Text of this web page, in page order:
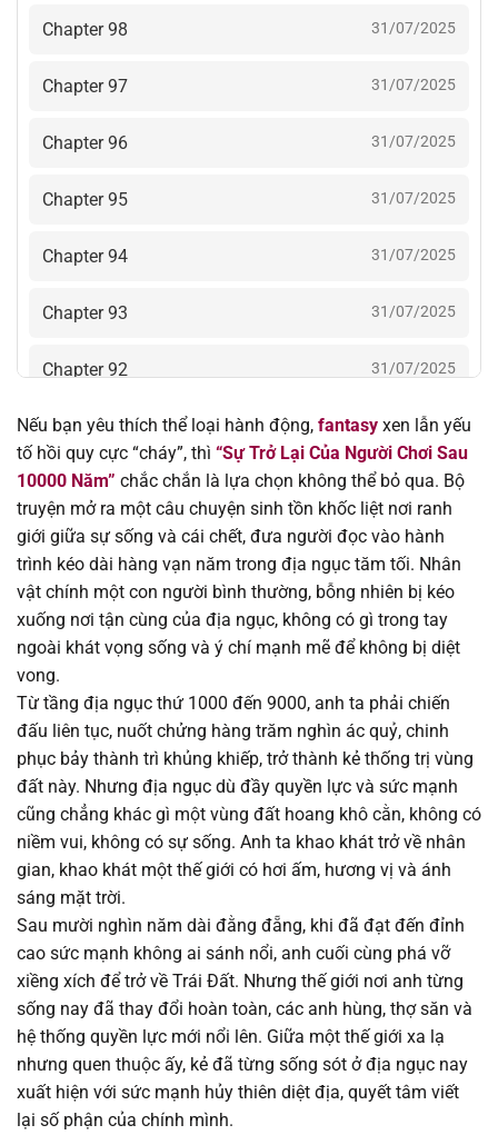
Chapter 98 31/07/2025
Chapter 97 31/07/2025
Chapter 96 31/07/2025
Chapter 95 31/07/2025
Chapter 94 31/07/2025
Chapter 93 31/07/2025
Chapter 92 31/07/2025
Chapter 91 31/07/2025
Chapter 90 31/07/2025
Chapter 89 31/07/2025
Chapter 88 31/07/2025
Chapter 87 31/07/2025
Chapter 86 31/07/2025
Chapter 85 31/07/2025
Chapter 84 31/07/2025
Chapter 83 31/07/2025
Chapter 82 31/07/2025
Chapter 81 31/07/2025
Chapter 80 31/07/2025
Chapter 79 31/07/2025
Nếu bạn yêu thích thể loại hành động, fantasy xen lẫn yếu
tố hồi quy cực “cháy”, thì “Sự Trở Lại Của Người Chơi Sau
10000 Năm” chắc chắn là lựa chọn không thể bỏ qua. Bộ
truyện mở ra một câu chuyện sinh tồn khốc liệt nơi ranh
giới giữa sự sống và cái chết, đưa người đọc vào hành
trình kéo dài hàng vạn năm trong địa ngục tăm tối. Nhân
vật chính một con người bình thường, bỗng nhiên bị kéo
xuống nơi tận cùng của địa ngục, không có gì trong tay
ngoài khát vọng sống và ý chí mạnh mẽ để không bị diệt
vong.
Từ tầng địa ngục thứ 1000 đến 9000, anh ta phải chiến
đấu liên tục, nuốt chửng hàng trăm nghìn ác quỷ, chinh
phục bảy thành trì khủng khiếp, trở thành kẻ thống trị vùng
đất này. Nhưng địa ngục dù đầy quyền lực và sức mạnh
cũng chẳng khác gì một vùng đất hoang khô cằn, không có
niềm vui, không có sự sống. Anh ta khao khát trở về nhân
gian, khao khát một thế giới có hơi ấm, hương vị và ánh
sáng mặt trời.
Sau mười nghìn năm dài đằng đẵng, khi đã đạt đến đỉnh
cao sức mạnh không ai sánh nổi, anh cuối cùng phá vỡ
xiềng xích để trở về Trái Đất. Nhưng thế giới nơi anh từng
sống nay đã thay đổi hoàn toàn, các anh hùng, thợ săn và
hệ thống quyền lực mới nổi lên. Giữa một thế giới xa lạ
nhưng quen thuộc ấy, kẻ đã từng sống sót ở địa ngục nay
xuất hiện với sức mạnh hủy thiên diệt địa, quyết tâm viết
lại số phận của chính mình.